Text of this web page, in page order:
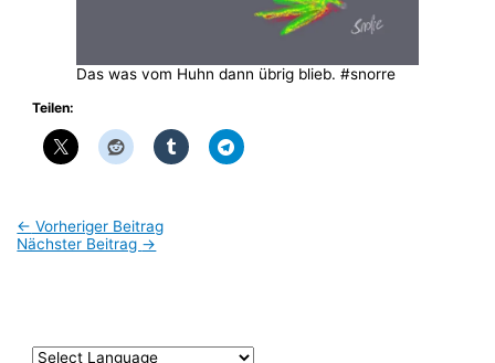
Das was vom Huhn dann übrig blieb. #snorre
Teilen:
← Vorheriger Beitrag
Nächster Beitrag →